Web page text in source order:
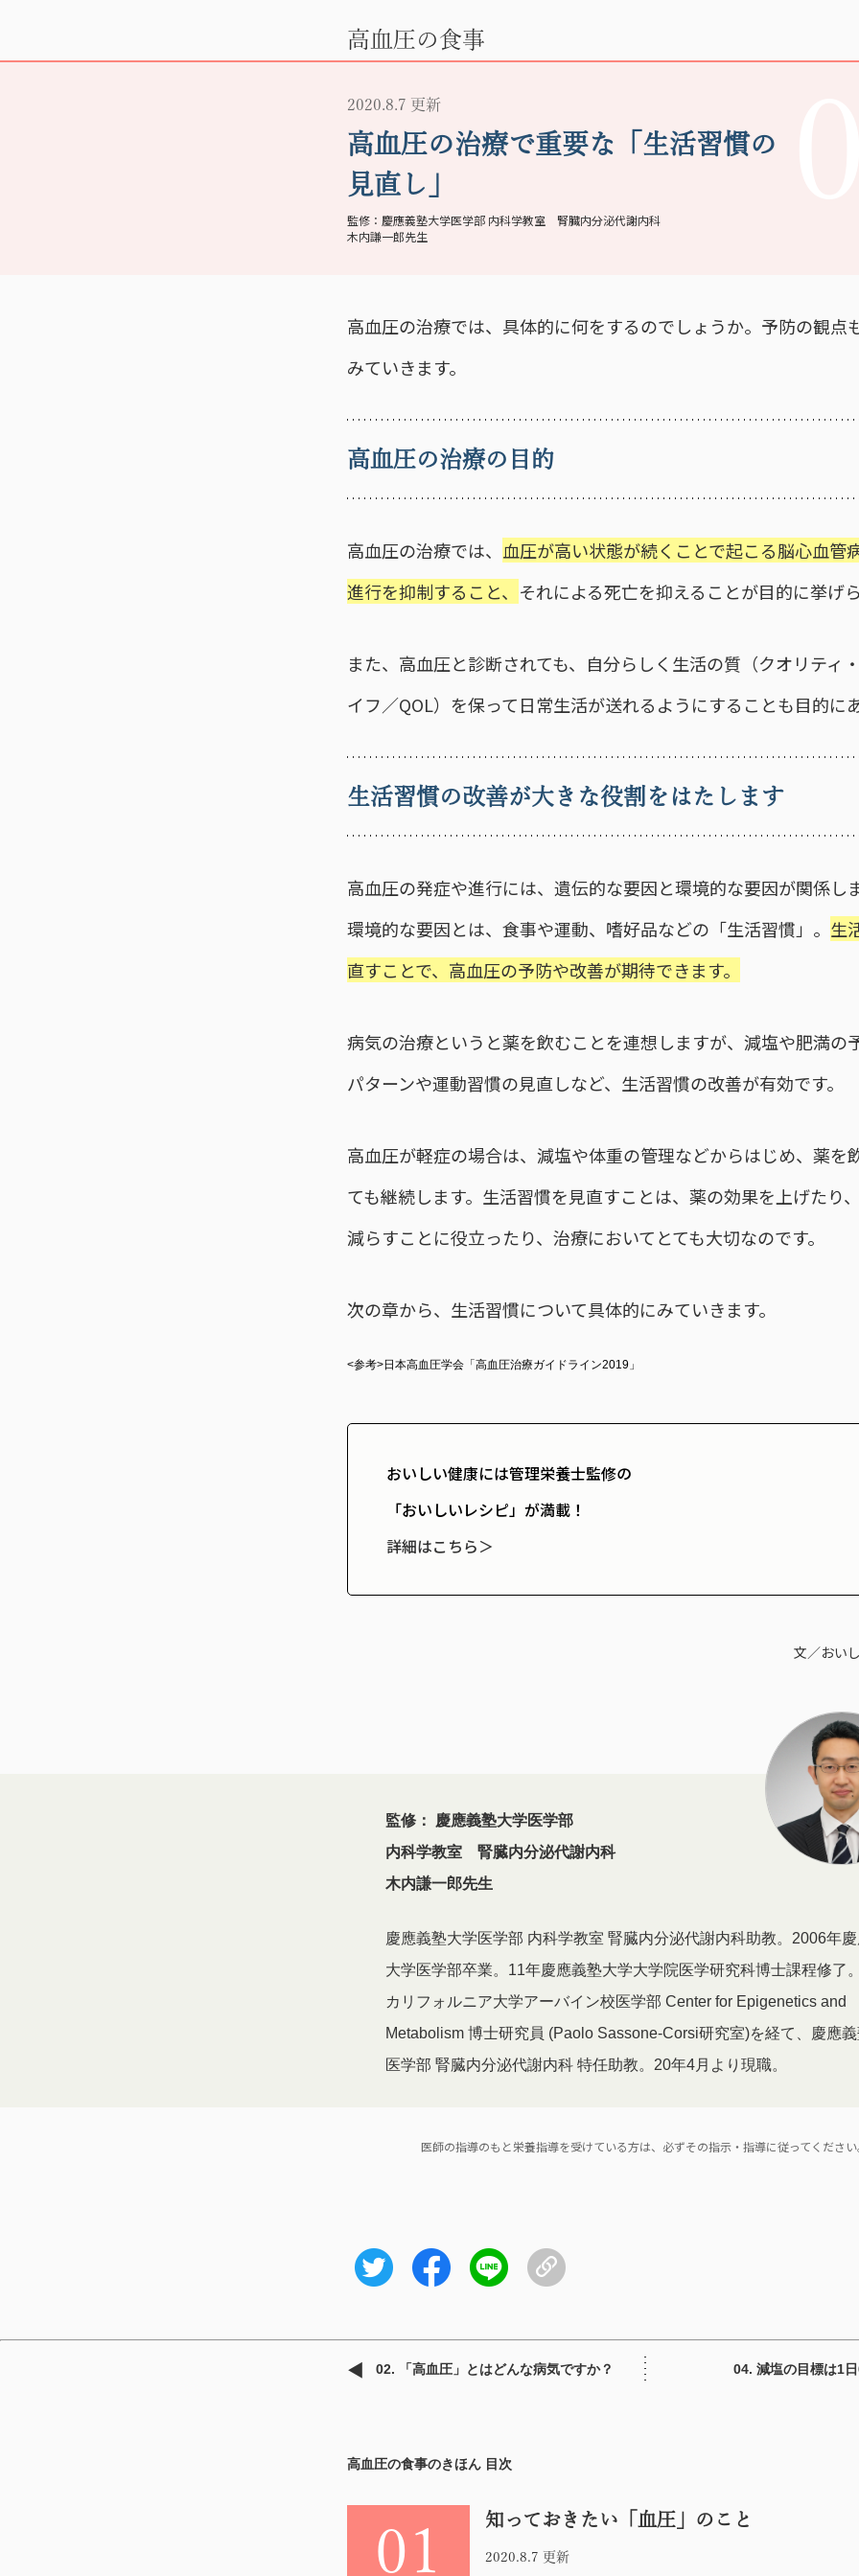
高血圧の食事
2020.8.7 更新
高血圧の治療で重要な「生活習慣の
見直し」
慶應義塾大学医学部 内科学教室 腎臓内分泌代謝内科
木内謙一郎先生
高血圧の治療では、具体的に何をするのでしょうか。予防の観点
みていきます。
高血圧の治療の目的
高血圧の治療では、 血圧が高い状態が続くことで起こる脳心血管
進行を抑制すること、 それによる死亡を抑えることが目的に挙げら
また、高血圧と診断されても、自分らしく生活の質（クオリティ
イフ／QOL）を保って日常生活が送れるようにすることも目的にあ
生活習慣の改善が大きな役割をはたします
高血圧の発症や進行には、遺伝的な要因と環境的な要因が関係しま
環境的な要因とは、食事や運動、嗜好品などの「生活習慣」。 生
直すことで、高血圧の予防や改善が期待できます。
病気の治療というと薬を飲むことを連想しますが、減塩や肥満の
パターンや運動習慣の見直しなど、生活習慣の改善が有効です。
高血圧が軽症の場合は、減塩や体重の管理などからはじめ、薬を
ても継続します。生活習慣を見直すことは、薬の効果を上げたり
減らすことに役立ったり、治療においてとても大切なのです。
次の章から、生活習慣について具体的にみていきます。
<参考>日本高血圧学会「高血圧治療ガイドライン2019」
おいしい健康には管理栄養士監修の
「おいしいレシピ」が満載！
詳細はこちら＞
文／おい
慶應義塾大学医学部
内科学教室 腎臓内分泌代謝内科
木内謙一郎先生
慶應義塾大学医学部 内科学教室 腎臓内分泌代謝内科助教。2006年
大学医学部卒業。11年慶應義塾大学大学院医学研究科博士課程修了
カリフォルニア大学アーバイン校医学部 Center for Epigenetics and
Metabolism 博士研究員 (Paolo Sassone-Corsi研究室)を経て、慶應
医学部 腎臓内分泌代謝内科 特任助教。20年4月より現職。
医師の指導のもと栄養指導を受けている方は、必ずその指示・指導に従ってください
02. 「高血圧」とはどんな病気ですか？ 04. 減塩の目標は1
高血圧の食事のきほん 目次
01
知っておきたい「血圧」のこと
2020.8.7 更新